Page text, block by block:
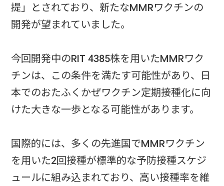
提」とされており、新たなMMRワクチンの
開発が望まれていました。
今回開発中のRIT 4385株を用いたMMRワク
チンは、この条件を満たす可能性があり、日
本でのおたふくかぜワクチン定期接種化に向
けた大きな一歩となる可能性があります。
国際的には、多くの先進国でMMRワクチン
を用いた2回接種が標準的な予防接種スケジ
ュールに組み込まれており、高い接種率を維